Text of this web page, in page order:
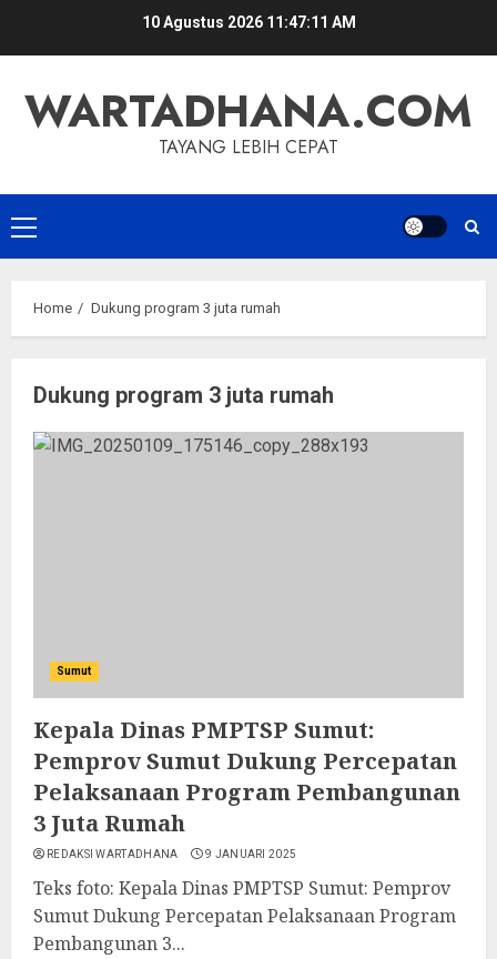
10 Agustus 2026 11:47:11 AM
WARTADHANA.COM
TAYANG LEBIH CEPAT
Primary
Menu
Home Dukung program 3 juta rumah
Dukung program 3 juta rumah
Sumut
Kepala Dinas PMPTSP Sumut:
Pemprov Sumut Dukung Percepatan
Pelaksanaan Program Pembangunan
3 Juta Rumah
REDAKSI WARTADHANA 9 JANUARI 2025
Teks foto: Kepala Dinas PMPTSP Sumut: Pemprov
Sumut Dukung Percepatan Pelaksanaan Program
Pembangunan 3...